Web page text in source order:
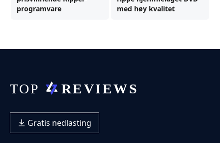
programvare
med høy kvalitet
Gratis nedlasting